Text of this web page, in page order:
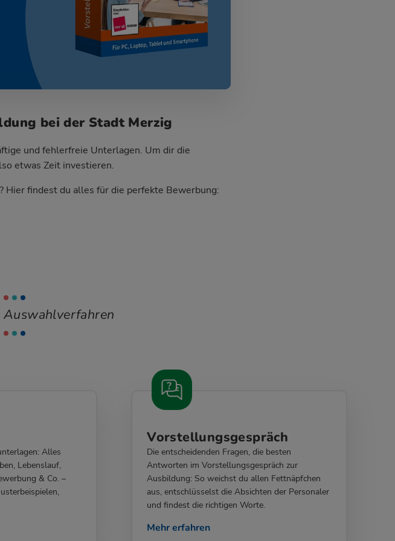
bei der Stadt Merzig
und fehlerfreie Unterlagen. Um dir die
etwas Zeit investieren.
Hier findest du alles für die perfekte Bewerbung:
Alles
Lebenslauf,
& Co. –
Vorstellungsgespräch
Die entscheidenden Fragen, die besten
Antworten im Vorstellungsgespräch zur
Ausbildung: So weichst du allen Fettnäpfchen
aus, entschlüsselst die Absichten der Personaler
und findest die richtigen Worte.
Mehr erfahren